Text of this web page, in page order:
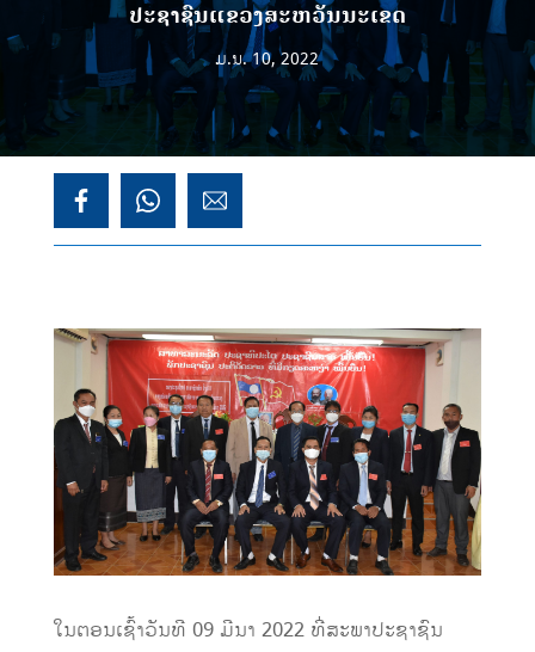
ປະຊາຊົນແຂວງສະຫວັນນະເຂດ
ມ.ນ. 10, 2022
ໃນຕອນເຊົ້າວັນທີ 09 ມີນາ 2022 ທີ່ສະພາປະຊາຊົນ